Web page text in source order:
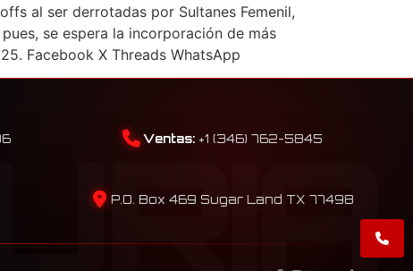
al ser derrotadas por Sultanes Femenil,
se espera la incorporación de más
Facebook X Threads WhatsApp
Ventas: +1 (346) 762-5845
P.O. Box 469 Sugar Land TX 77498